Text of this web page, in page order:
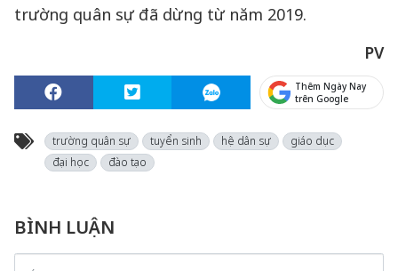
trường quân sự đã dừng từ năm 2019.
PV
Thêm Ngày Nay
trên Google
trường quân sự tuyển sinh hệ dân sự
giáo dục
đại học
đào tạo
BÌNH LUẬN